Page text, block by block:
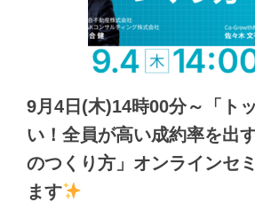
9月4日(木)14時00分～「ト
い！全員が高い成約率を出
のつくり方」オンラインセ
ます